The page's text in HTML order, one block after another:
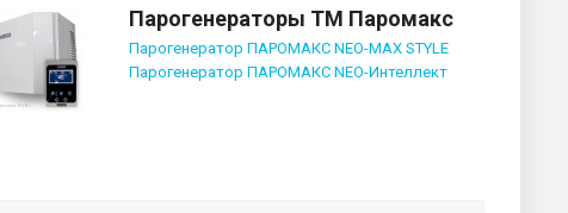
Парогенераторы ТМ Паромакс
Парогенератор ПАРОМАКС NEO-MAX STYLE
Парогенератор ПАРОМАКС NEO-Интеллект